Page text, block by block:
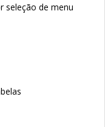
seleção de menu